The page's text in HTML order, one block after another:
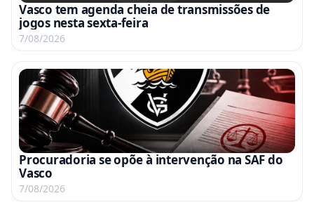
Vasco tem agenda cheia de transmissões de
jogos nesta sexta-feira
7/08/2026
Procuradoria se opõe à intervenção na SAF do
Vasco
7/08/2026